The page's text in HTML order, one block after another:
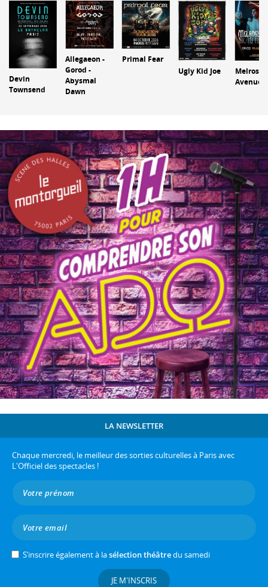
Devin
Townsend
Allegaeon -
Gorod -
Abysmal
Dawn
Primal Fear
Ugly Kid Joe
Melrose
Avenue
LA NEWSLETTER
Chaque mercredi, le meilleur des sorties culturelles à Paris avec
L'Officiel des spectacles !
S’inscrire également à lasélection théâtredu samedi
JE M'INSCRIS